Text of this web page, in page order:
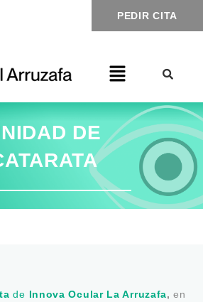
PEDIR CITA
DE
de Innova Ocular La Arruzafa,en